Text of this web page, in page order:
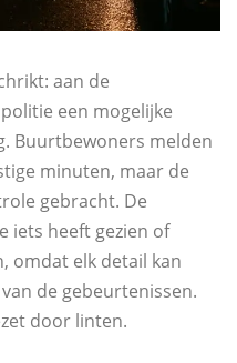
aan de
een mogelijke
Buurtbewoners melden
minuten, maar de
gebracht. De
iets heeft gezien of
omdat elk detail kan
de gebeurtenissen.
door linten.